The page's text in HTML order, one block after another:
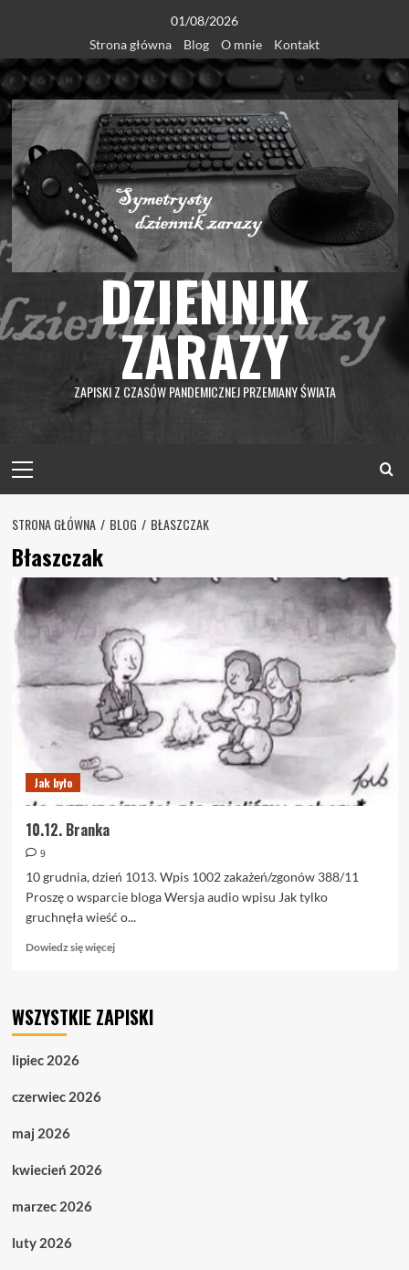
content
01/08/2026
Strona główna
Blog O mnie Kontakt
DZIENNIK
ZARAZY
ZAPISKI Z CZASÓW PANDEMICZNEJ PRZEMIANY ŚWIATA
Menu
STRONA GŁÓWNA BLOG BŁASZCZAK
Błaszczak
Jak było
10.12. Branka
9
10 grudnia, dzień 1013. Wpis 1002 zakażeń/zgonów 388/11
Proszę o wsparcie bloga Wersja audio wpisu Jak tylko
gruchnęła wieść o...
Dowiedz się więcejDowiedz
10.12.
WSZYSTKIE ZAPISKI
lipiec 2026
czerwiec 2026
maj 2026
kwiecień 2026
marzec 2026
luty 2026